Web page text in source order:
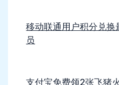
移动联通用户积分兑
员
支付宝免费领2张飞猪